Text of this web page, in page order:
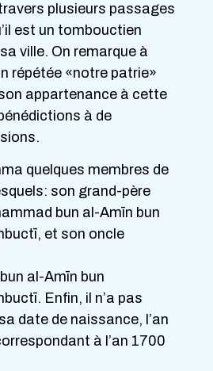
plusieurs passages
est un tombouctien
ville. On remarque à
répétée «notre patrie»
son appartenance à cette
à de
quelques membres de
son grand-père
bun al-Amīn bun
et son oncle
al-Amīn bun
Enfin, il n’a pas
date de naissance, l’an
à l’an 1700